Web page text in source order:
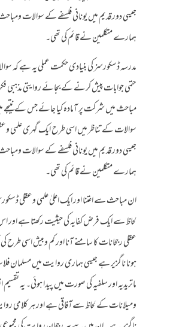
جیسی دور قدیم میں یونانی فلسفے کے سوالات
ہمارے متکلمین نے قائم کی تھی۔
مدرسہ ڈسکورسز کی بنیادی حکمت عملی یہ ہے کہ
حتمی جوابات پیش کرنے کے بجائے روایتی مذہبی
مباحث میں شرکت پر آمادہ کیا جائے جس کے نتیجے
سوالات کے تناظر میں اسی طرح ایک گہری علمی
جیسی دور قدیم میں یونانی فلسفے کے سوالات
ہمارے متکلمین نے قائم کی تھی۔
ان مباحث سے اعتنا اور ایک اعلیٰ علمی وعقلی
لحاظ سے ایک فرض کفایہ کی حیثیت رکھتا ہے
عقلی رجحانات کا سامنے آنا اور کم وبیش اسی طرح کی
ہونا ناگزیر ہے جیسی ہماری روایت میں مسلمان
ماتریدیہ اور سلفیہ کی صورت میں پیدا ہوئی۔ یہ
ومیلانات کے لحاظ سےآفاقی ہے اور ہر کلامی